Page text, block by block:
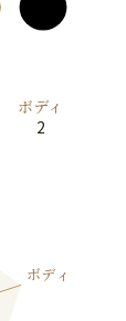
ボディ
2